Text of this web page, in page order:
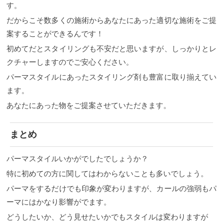
す。
だからこそ数多くの施術からあなたにあった適切な施術をご提
案することができるんです！
初めてだとスタイリングも不安だと思いますが、しっかりとレ
クチャーしますのでご安心ください。
パーマスタイルにあったスタイリング剤も豊富に取り揃えてい
ます。
あなたにあった物をご提案させていただきます。
まとめ
パーマスタイルいかがでしたでしょうか？
特に初めての方に関してはわからないことも多いでしょう。
パーマをするだけでも印象が変わりますが、カールの強弱もパ
ーマにはかなり影響がでます。
どうしたいか、どう見せたいかでもスタイルは変わりますが